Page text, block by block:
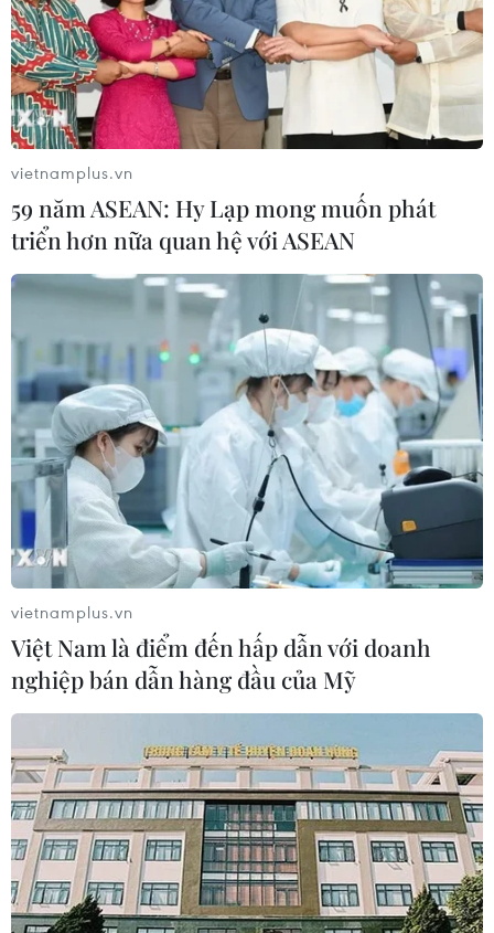
vietnamplus.vn
59 năm ASEAN: Hy Lạp mong muốn phát
triển hơn nữa quan hệ với ASEAN
vietnamplus.vn
Việt Nam là điểm đến hấp dẫn với doanh
nghiệp bán dẫn hàng đầu của Mỹ